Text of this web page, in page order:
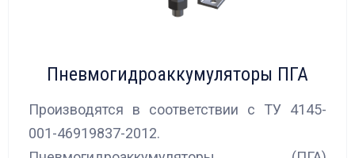
Пневмогидроаккумуляторы ПГА
Производятся в соответствии с ТУ 4145-
001-46919837-2012.